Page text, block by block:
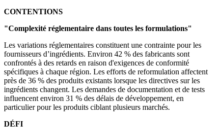
CONTENTIONS
"Complexité réglementaire dans toutes les formulations"
Les variations réglementaires constituent une contrainte pour les
fournisseurs d’ingrédients. Environ 42 % des fabricants sont
confrontés à des retards en raison d'exigences de conformité
spécifiques à chaque région. Les efforts de reformulation affectent
près de 36 % des produits existants lorsque les directives sur les
ingrédients changent. Les demandes de documentation et de tests
influencent environ 31 % des délais de développement, en
particulier pour les produits ciblant plusieurs marchés.
DÉFI